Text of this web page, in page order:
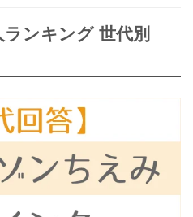
ンキング 世代別